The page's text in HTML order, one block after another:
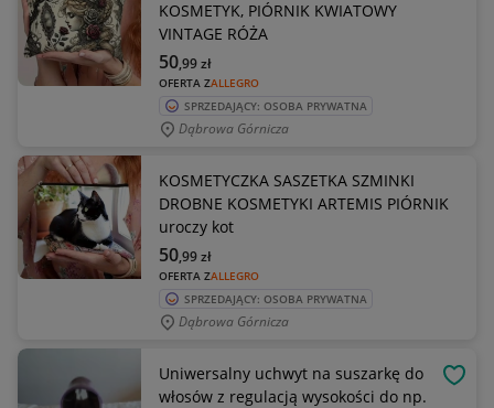
KOSMETYK, PIÓRNIK KWIATOWY
VINTAGE RÓŻA
OFERTA ZALLEGRO
50,99zł
SPRZEDAJĄCY: OSOBA PRYWATNA
Dąbrowa Górnicza
KOSMETYCZKA SASZETKA SZMINKI
DROBNE KOSMETYKI ARTEMIS PIÓRNIK
uroczy kot
OFERTA ZALLEGRO
50,99zł
SPRZEDAJĄCY: OSOBA PRYWATNA
Dąbrowa Górnicza
Uniwersalny uchwyt na suszarkę do
włosów z regulacją wysokości do np.